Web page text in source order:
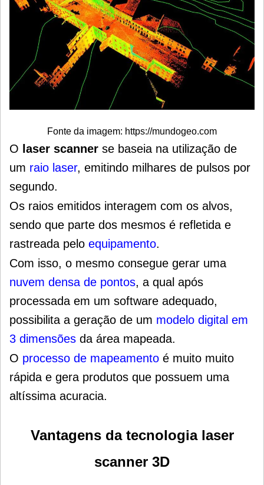
Fonte da imagem: https://mundogeo.com
O laser scanner se baseia na utilização de
um raio laser, emitindo milhares de pulsos por
segundo.
Os raios emitidos interagem com os alvos,
sendo que parte dos mesmos é refletida e
rastreada pelo equipamento.
Com isso, o mesmo consegue gerar uma
nuvem densa de pontos, a qual após
processada em um software adequado,
possibilita a geração de um modelo digital em
3 dimensões da área mapeada.
O processo de mapeamento é muito muito
rápida e gera produtos que possuem uma
altíssima acuracia.
Vantagens da tecnologia laser
scanner 3D